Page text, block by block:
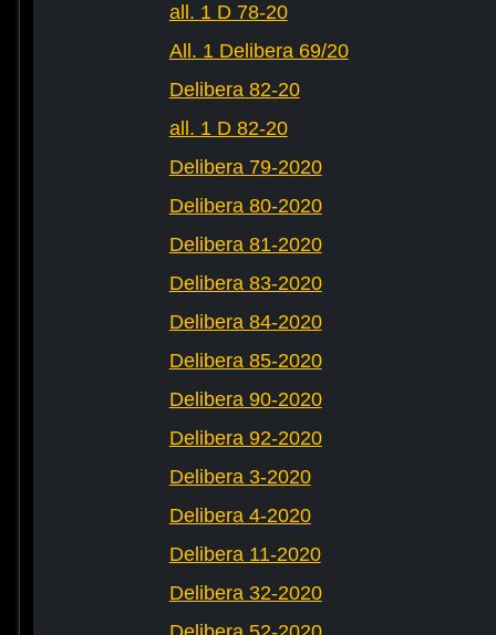
all. 1 D 78-20
All. 1 Delibera 69/20
Delibera 82-20
all. 1 D 82-20
Delibera 79-2020
Delibera 80-2020
Delibera 81-2020
Delibera 83-2020
Delibera 84-2020
Delibera 85-2020
Delibera 90-2020
Delibera 92-2020
Delibera 3-2020
Delibera 4-2020
Delibera 11-2020
Delibera 32-2020